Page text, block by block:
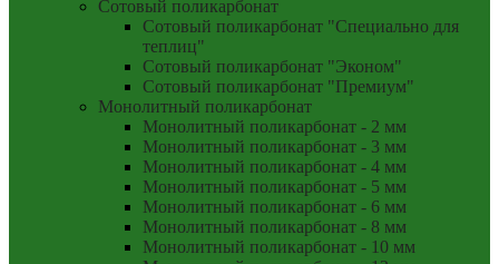
Сотовый поликарбонат
Сотовый поликарбонат "Специально для
теплиц"
Сотовый поликарбонат "Эконом"
Сотовый поликарбонат "Премиум"
Монолитный поликарбонат
Монолитный поликарбонат - 2 мм
Монолитный поликарбонат - 3 мм
Монолитный поликарбонат - 4 мм
Монолитный поликарбонат - 5 мм
Монолитный поликарбонат - 6 мм
Монолитный поликарбонат - 8 мм
Монолитный поликарбонат - 10 мм